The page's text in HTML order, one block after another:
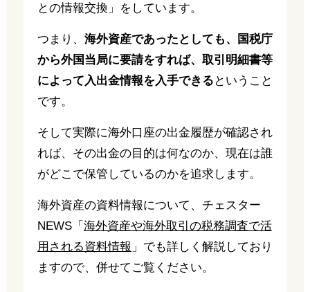
との情報交換」をしています。
つまり、 海外資産であったとしても、国税庁
から外国当局に要請をすれば、取引明細書等
によって入出金情報を入手できる ということ
です。
そして実際に海外口座の出金履歴が確認され
れば、その出金の目的は何なのか、現在は誰
がどこで保管しているのかを追求します。
海外資産の資料情報について、チェスター
NEWS「 海外資産や海外取引の税務調査で活
用される資料情報 」でも詳しく解説しており
ますので、併せてご覧ください。